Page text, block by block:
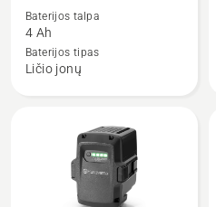
apie
40-
B140
Baterijos talpa
4 Ah
Baterijos tipas
Ličio jonų